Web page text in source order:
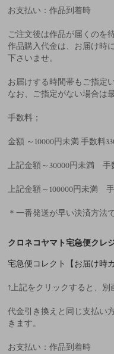
お支払い：作品到着時
ご注文後は作品が届くのを
作品購入代金は、お届け時
下さいませ。
お届けする時間帯もご指定
なお、ご指定がない場合は
手数料；
金額 ～10000円未満 手数料
上記金額～30000円未満 手
上記金額～100000円未満
＊一番発送が早い決済方法で
クロネコヤマト宅急便クレ
宅急便コレクト【お届け時
↑上記をクリックすると、別
代金引き換えと同じ支払い
きます。
お支払い：作品到着時